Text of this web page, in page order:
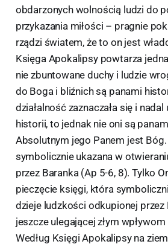
obdarzonych wolnością ludzi do
przykazania miłości – pragnie
rządzi światem, że to on jest
Księga Apokalipsy powtarza
nie zbuntowane duchy i ludzie
do Boga i bliźnich są panami
działalność zaznaczała się i
historii, to jednak nie oni są
Absolutnym jego Panem jest Bóg.
symbolicznie ukazana w
przez Baranka (Ap 5-6, 8). Tylko
pieczęcie księgi, która
dzieje ludzkości odkupionej przez
jeszcze ulegającej złym
Według Księgi Apokalipsy na